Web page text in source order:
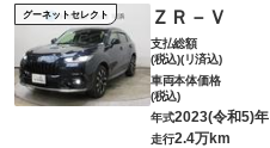
グーネットセレクト ＺＲ－Ｖ
支払総額
(税込)(リ済込)
車両本体価格
(税込)
年式2023(令和5)年
走行2.4万km